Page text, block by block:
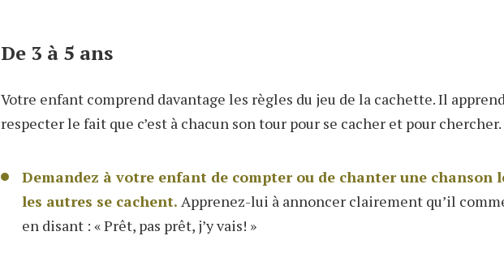
De 3 à 5 ans
Votre enfant comprend davantage les règles du jeu de la cachette. Il
respecter le fait que c’est à chacun son tour pour se cacher et pour chercher.
Demandez à votre enfant de compter ou de chanter une chanson
les autres se cachent. Apprenez-lui à annoncer clairement qu’il
en disant : « Prêt, pas prêt, j’y vais! »